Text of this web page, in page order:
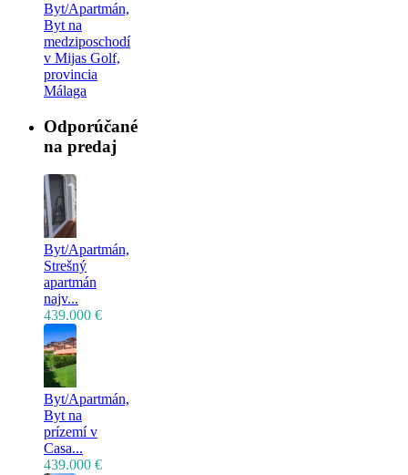
Byt/Apartmán,
Byt na
medziposchodí
v Mijas Golf,
provincia
Málaga
Odporúčané
na predaj
Byt/Apartmán,
Strešný
apartmán
najv...
439.000 €
Byt/Apartmán,
Byt na
prízemí v
Casa...
439.000 €